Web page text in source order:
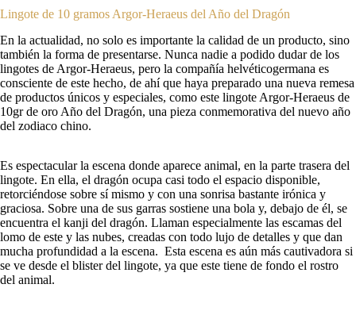
Lingote de 10 gramos Argor-Heraeus del Año del Dragón
En la actualidad, no solo es importante la calidad de un producto, sino
también la forma de presentarse. Nunca nadie a podido dudar de los
lingotes de Argor-Heraeus, pero la compañía helvéticogermana es
consciente de este hecho, de ahí que haya preparado una nueva remesa
de productos únicos y especiales, como este lingote Argor-Heraeus de
10gr de oro Año del Dragón, una pieza conmemorativa del nuevo año
del zodiaco chino.
Es espectacular la escena donde aparece animal, en la parte trasera del
lingote. En ella, el dragón ocupa casi todo el espacio disponible,
retorciéndose sobre sí mismo y con una sonrisa bastante irónica y
graciosa. Sobre una de sus garras sostiene una bola y, debajo de él, se
encuentra el kanji del dragón. Llaman especialmente las escamas del
lomo de este y las nubes, creadas con todo lujo de detalles y que dan
mucha profundidad a la escena. Esta escena es aún más cautivadora si
se ve desde el blister del lingote, ya que este tiene de fondo el rostro
del animal.